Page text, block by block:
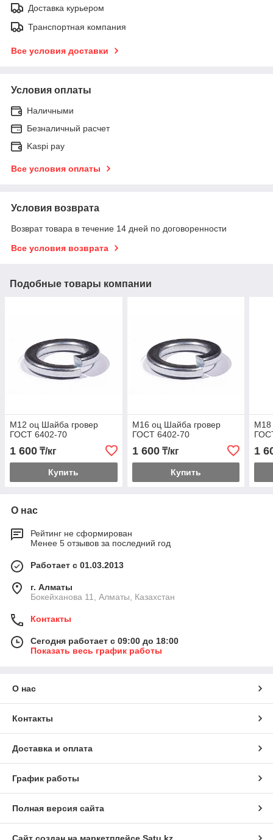
Доставка курьером
Транспортная компания
Все условия доставки
Условия оплаты
Наличными
Безналичный расчет
Kaspi pay
Все условия оплаты
Условия возврата
Возврат товара в течение 14 дней по договоренности
Все условия возврата
Подобные товары компании
М12 оц Шайба гровер
ГОСТ 6402-70
1 600 ₸/кг
Купить
М16 оц Шайба гровер
ГОСТ 6402-70
1 600₸/кг
Купить
М18
1
О нас
Рейтинг не сформирован
Менее 5 отзывов за последний год
Работает с 01.03.2013
г. Алматы
Бокейханова 11, Алматы, Казахстан
Контакты
Сегодня работает с 09:00 до 18:00
Показать весь график работы
О нас
Контакты
Доставка и оплата
График работы
Полная версия сайта